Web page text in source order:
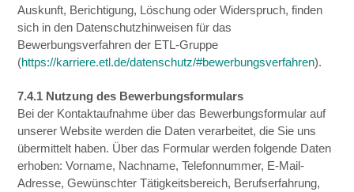
Auskunft, Berichtigung, Löschung oder Widerspruch, finden
sich in den Datenschutzhinweisen für das
Bewerbungsverfahren der ETL-Gruppe
(https://karriere.etl.de/datenschutz/#bewerbungsverfahren).
7.4.1 Nutzung des Bewerbungsformulars
Bei der Kontaktaufnahme über das Bewerbungsformular auf
unserer Website werden die Daten verarbeitet, die Sie uns
übermittelt haben. Über das Formular werden folgende Daten
erhoben: Vorname, Nachname, Telefonnummer, E-Mail-
Adresse, Gewünschter Tätigkeitsbereich, Berufserfahrung,